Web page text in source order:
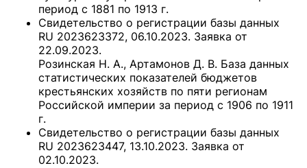
период с 1881 по 1913 г.
Свидетельство о регистрации базы данных
RU 2023623372, 06.10.2023. Заявка от
22.09.2023.
Розинская Н. А., Артамонов Д. В. База данных
статистических показателей бюджетов
крестьянских хозяйств по пяти регионам
Российской империи за период с 1906 по 1911
г.
Свидетельство о регистрации базы данных
RU 2023623447, 13.10.2023. Заявка от
02.10.2023.